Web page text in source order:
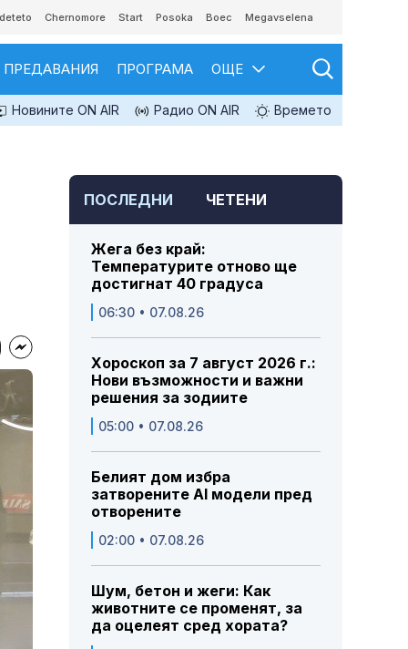
Chernomore Start Posoka Boec Megavselena
ПРЕДАВАНИЯ ПРОГРАМА ОЩЕ
Новините ON AIR Радио ON AIR Времето
ПОСЛЕДНИ ЧЕТЕНИ
Жега без край:
Температурите отново ще
достигнат 40 градуса
06:30 • 07.08.26
Хороскоп за 7 август 2026 г.:
Нови възможности и важни
решения за зодиите
05:00 • 07.08.26
Белият дом избра
затворените AI модели пред
отворените
02:00 • 07.08.26
Шум, бетон и жеги: Как
животните се променят, за
да оцелеят сред хората?